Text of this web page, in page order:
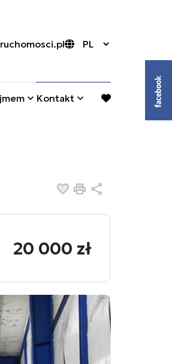
Kontakt
favorite
Dodaj do ulubionych
Drukuj
20 000 zł